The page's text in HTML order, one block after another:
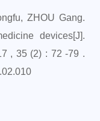
ZHOU Gang.
devices[J].
, 35 (2) : 72 -79 .